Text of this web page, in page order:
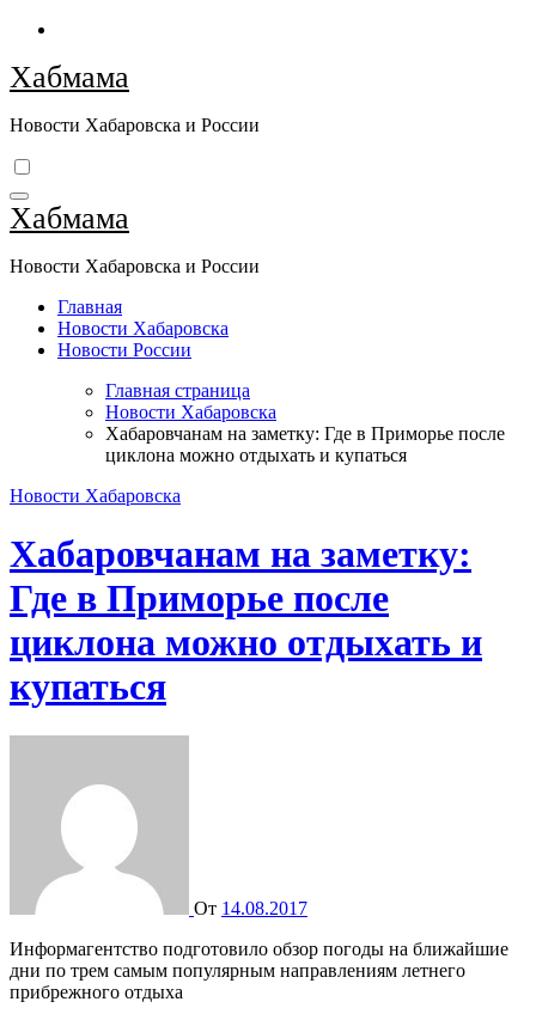
Перейти
содержимому
Хабмама
Новости Хабаровска и России
Хабмама
Новости Хабаровска и России
Главная
Новости Хабаровска
Новости России
Главная страница
Новости Хабаровска
Хабаровчанам на заметку: Где в Приморье после
циклона можно отдыхать и купаться
Новости Хабаровска
Хабаровчанам на заметку:
Где в Приморье после
циклона можно отдыхать и
купаться
От 14.08.2017
Информагентство подготовило обзор погоды на ближайшие
дни по трем самым популярным направлениям летнего
прибрежного отдыха